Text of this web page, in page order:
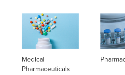
Medical
Pharmaceuticals